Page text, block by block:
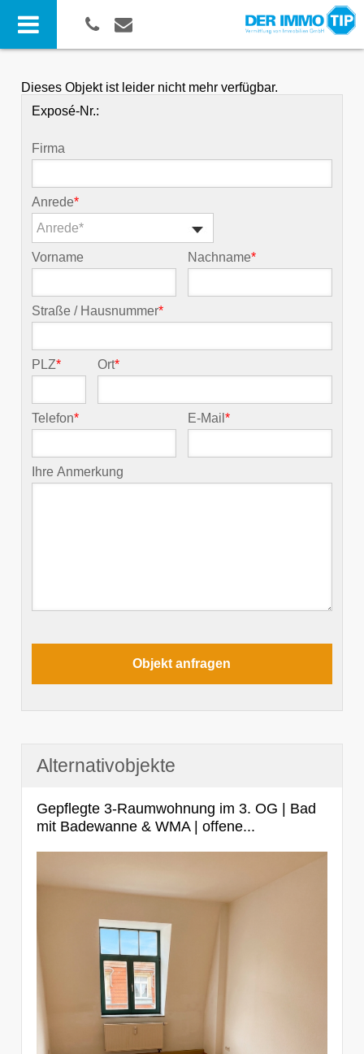
Dieses Objekt ist leider nicht mehr verfügbar.
Exposé-Nr.:
Firma
Anrede*
Anrede*
Vorname Nachname*
Straße / Hausnummer*
PLZ* Ort*
Telefon* E-Mail*
Ihre Anmerkung
Alternativobjekte
Gepflegte 3-Raumwohnung im 3. OG | Bad
mit Badewanne & WMA | offene...